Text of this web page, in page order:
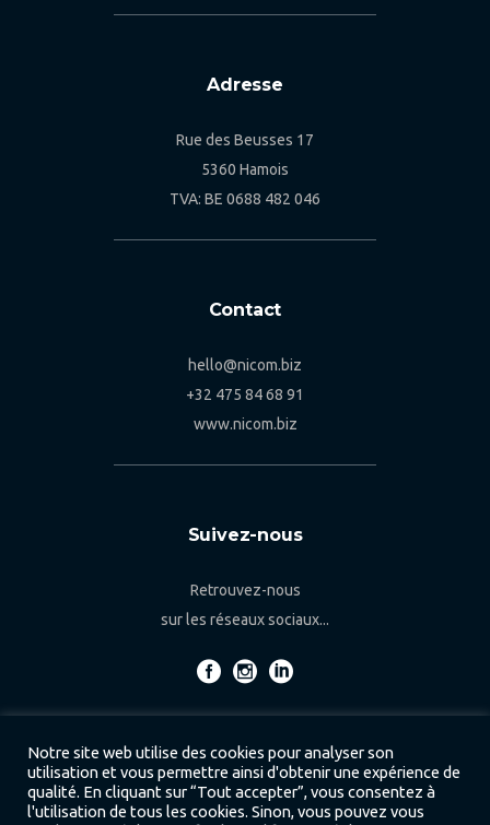
Adresse
Rue des Beusses 17
5360 Hamois
TVA: BE 0688 482 046
Contact
hello@nicom.biz
+32 475 84 68 91
www.nicom.biz
Suivez-nous
Retrouvez-nous
sur les réseaux sociaux...
Notre site web utilise des cookies pour analyser son
utilisation et vous permettre ainsi d'obtenir une expérience de
qualité. En cliquant sur “Tout accepter”, vous consentez à
l'utilisation de tous les cookies. Sinon, vous pouvez vous